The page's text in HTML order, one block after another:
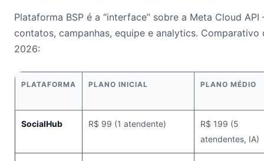
Plataforma BSP é a “interface” sobre a Meta Cloud
contatos, campanhas, equipe e analytics. Comparativo
2026:
PLATAFORMA PLANO INICIAL PLANO MÉDIO
SocialHub R$ 99 (1 atendente)
R$ 199 (5
atendentes, IA)